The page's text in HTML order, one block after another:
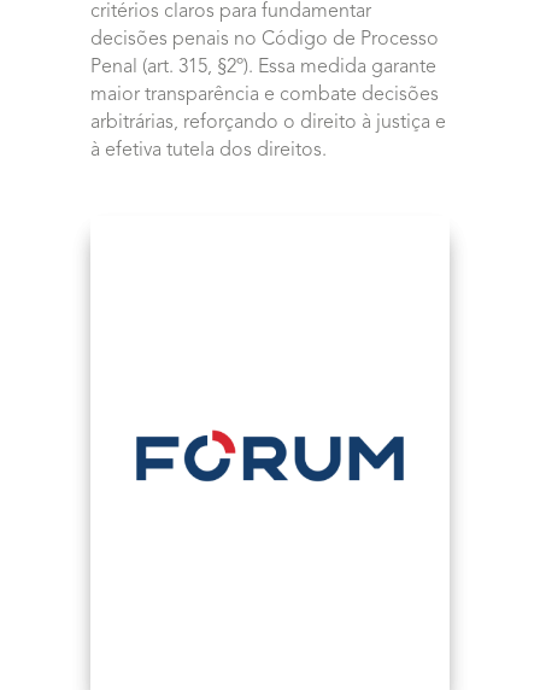
critérios claros para fundamentar
decisões penais no Código de Processo
Penal (art. 315, §2º). Essa medida garante
maior transparência e combate decisões
arbitrárias, reforçando o direito à justiça e
à efetiva tutela dos direitos.